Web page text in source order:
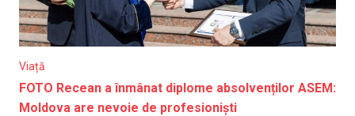
Viață
FOTO Recean a înmânat diplome absolvenților ASEM:
Moldova are nevoie de profesioniști